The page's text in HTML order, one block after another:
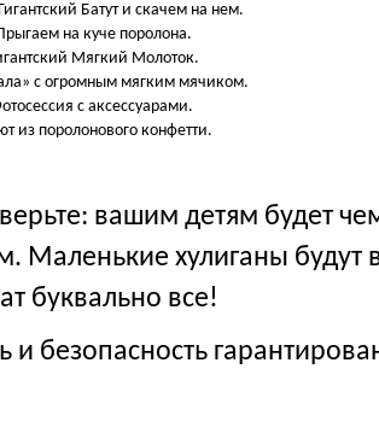
Батут и скачем на нем.
на куче поролона.
Мягкий Молоток.
с огромным мягким мячиком.
с аксессуарами.
из поролонового конфетти.
вашим детям будет
Маленькие хулиганы будут
буквально все!
и безопасность